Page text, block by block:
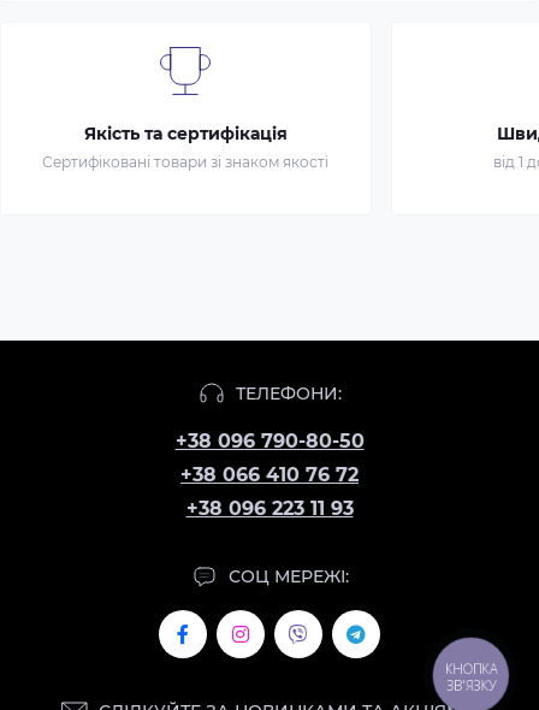
Якість та сертифікація
Сертифіковані товари зі знаком якості від 1
ТЕЛЕФОНИ:
+38 096 790-80-50
+38 066 410 76 72
+38 096 223 11 93
СОЦ МЕРЕЖІ:
КНОПКА
ЗВ'ЯЗКУ